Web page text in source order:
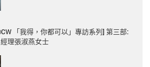
「我得，你都可以」專訪系列] 第三部:
理張淑燕女士